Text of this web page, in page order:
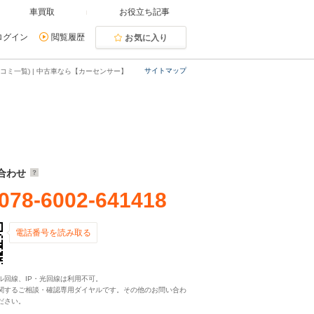
車買取 お役立ち記事
グイン 閲覧履歴 お気に入り
サイトマップ
ミ一覧) | 中古車なら【カーセンサー】
わせ
6002-641418
電話番号を読み取る
線、IP・光回線は利用不可。
するご相談・確認専用ダイヤルです。その他のお問い合わ
さい。